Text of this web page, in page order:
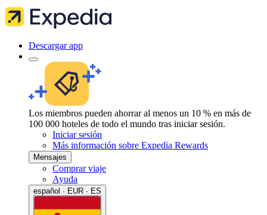
Descargar app
Los miembros pueden ahorrar al menos un 10 % en más de
100 000 hoteles de todo el mundo tras iniciar sesión.
Iniciar sesión
Más información sobre Expedia Rewards
Mensajes
Comprar viaje
Ayuda
español · EUR · ES